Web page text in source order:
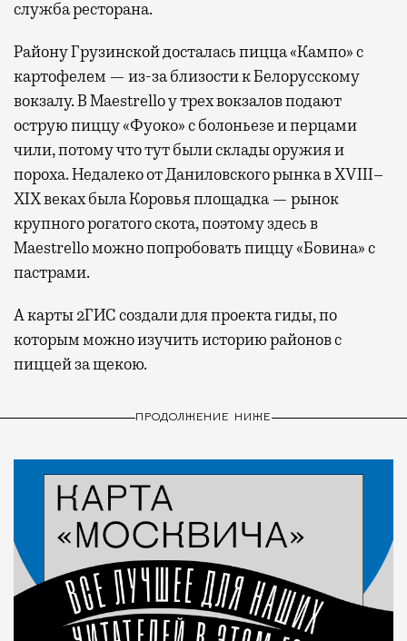
служба ресторана.
Району Грузинской досталась пицца «Кампо» с
картофелем — из-за близости к Белорусскому
вокзалу. В Maestrello у трех вокзалов подают
острую пиццу «Фуоко» с болоньезе и перцами
чили, потому что тут были склады оружия и
пороха. Недалеко от Даниловского рынка в XVIII–
XIX веках была Коровья площадка — рынок
крупного рогатого скота, поэтому здесь в
Maestrello можно попробовать пиццу «Бовина» с
пастрами.
А карты 2ГИС создали для проекта гиды, по
которым можно изучить историю районов с
пиццей за щекою.
ПРОДОЛЖЕНИЕ НИЖЕ